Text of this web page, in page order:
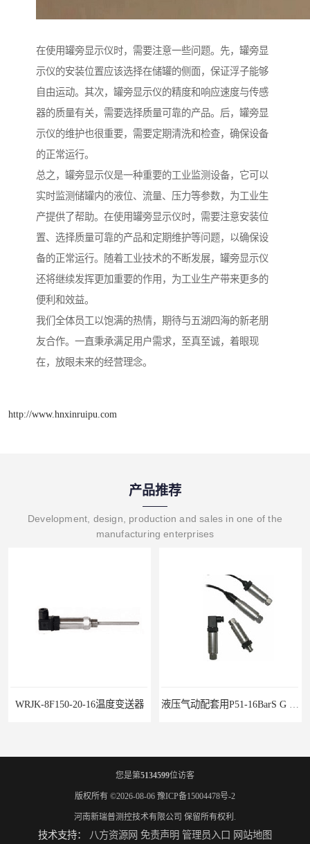
在使用罐旁显示仪时，需要注意一些问题。先，罐旁显
示仪的安装位置应该选择在储罐的侧面，保证浮子能够
自由运动。其次，罐旁显示仪的精度和响应速度与传感
器的质量有关，需要选择质量可靠的产品。后，罐旁显
示仪的维护也很重要，需要定期清洗和检查，确保设备
的正常运行。
总之，罐旁显示仪是一种重要的工业监测设备，它可以
实时监测储罐内的液位、流量、压力等参数，为工业生
产提供了帮助。在使用罐旁显示仪时，需要注意安装位
置、选择质量可靠的产品和定期维护等问题，以确保设
备的正常运行。随着工业技术的不断发展，罐旁显示仪
还将继续发挥更加重要的作用，为工业生产带来更多的
便利和效益。
我们全体员工以饱满的热情，期待与五湖四海的新老朋
友合作。一直秉承满足用户需求，至真至诚，着眼现
在，放眼未来的经营理念。
http://www.hnxinruipu.com
产品推荐
Development, design, production and sales in one of the
manufacturing enterprises
WRJK-8F150-20-16温度变送器
您是第5134599位访客
版权所有 ©2026-08-06 豫ICP备15004478号-2
河南新瑞普测控技术有限公司 保留所有权利.
技术支持： 八方资源网 免责声明 管理员入口 网站地图